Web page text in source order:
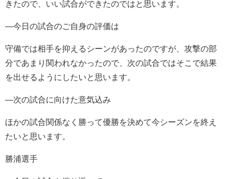
きたので、いい試合ができたのではと思います。
―今日の試合のご自身の評価は
守備では相手を抑えるシーンがあったのですが、攻撃の部
分であまり関われなかったので、次の試合ではそこで結果
を出せるようにしたいと思います。
―次の試合に向けた意気込み
ほかの試合関係なく勝って優勝を決めて今シーズンを終え
たいと思います。
勝浦選手